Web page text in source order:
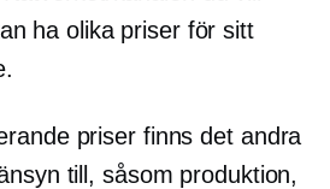
ha olika priser för sitt
priser finns det andra
till, såsom produktion,